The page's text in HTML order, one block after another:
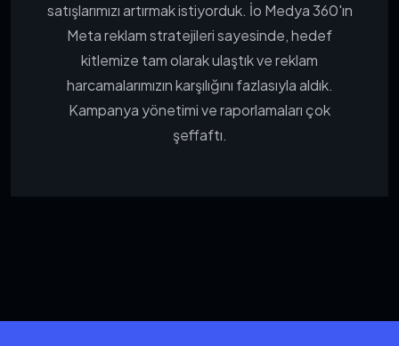
satışlarımızı artırmak istiyorduk. İo Medya 360'ın
Meta reklam stratejileri sayesinde, hedef
kitlemize tam olarak ulaştık ve reklam
harcamalarımızın karşılığını fazlasıyla aldık.
Kampanya yönetimi ve raporlamaları çok
şeffaftı.